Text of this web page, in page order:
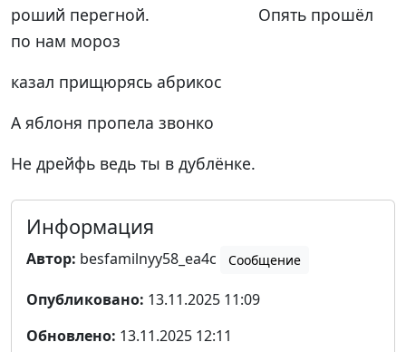
роший перегной. Опять прошёл
по нам мороз
казал прищюрясь абрикос
А яблоня пропела звонко
Не дрейфь ведь ты в дублёнке.
Информация
Автор: besfamilnyy58_ea4c Сообщение
Опубликовано: 13.11.2025 11:09
Обновлено: 13.11.2025 12:11